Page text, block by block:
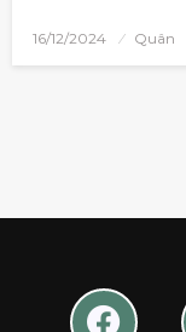
16/12/2024 Quân